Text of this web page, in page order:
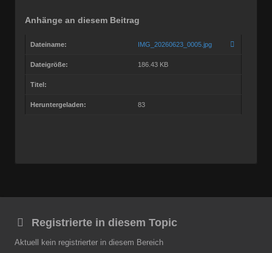
Anhänge an diesem Beitrag
Dateiname: IMG_20260623_0005.jpg
Dateigröße: 186.43 KB
Titel:
Heruntergeladen: 83
Registrierte in diesem Topic
Aktuell kein registrierter in diesem Bereich